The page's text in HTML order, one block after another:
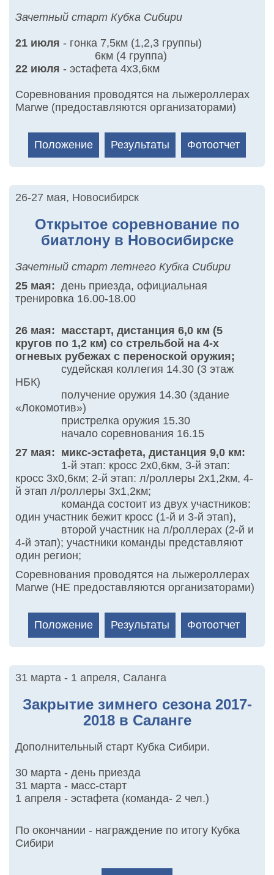
Зачетный старт Кубка Сибири
21 июля - гонка 7,5км (1,2,3 группы)
6км (4 группа)
22 июля - эстафета 4х3,6км
Соревнования проводятся на лыжероллерах
Marwe (предоставляются организаторами)
Положение Результаты Фотоотчет
26-27 мая, Новосибирск
Открытое соревнование по
биатлону в Новосибирске
Зачетный старт летнего Кубка Сибири
25 мая: день приезда, официальная
тренировка 16.00-18.00
26 мая: масстарт, дистанция 6,0 км (5
кругов по 1,2 км) со стрельбой на 4-х
огневых рубежах с переноской оружия;
судейская коллегия 14.30 (3 этаж
НБК)
получение оружия 14.30 (здание
«Локомотив»)
пристрелка оружия 15.30
начало соревнования 16.15
27 мая: микс-эстафета, дистанция 9,0 км:
1-й этап: кросс 2х0,6км, 3-й этап:
кросс 3х0,6км; 2-й этап: л/роллеры 2х1,2км, 4-
й этап л/роллеры 3х1,2км;
команда состоит из двух участников:
один участник бежит кросс (1-й и 3-й этап),
второй участник на л/роллерах (2-й и
4-й этап); участники команды представляют
один регион;
Соревнования проводятся на лыжероллерах
Marwe (НЕ предоставляются организаторами)
Положение Результаты Фотоотчет
31 марта - 1 апреля, Саланга
Закрытие зимнего сезона 2017-
2018 в Саланге
Дополнительный старт Кубка Сибири.
30 марта - день приезда
31 марта - масс-старт
1 апреля - эстафета (команда- 2 чел.)
По окончании - награждение по итогу Кубка
Сибири